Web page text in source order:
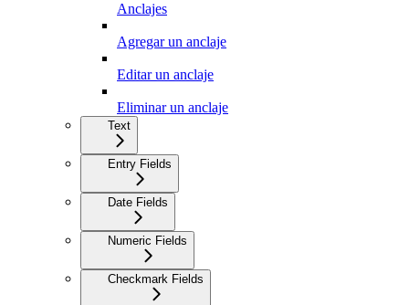
Anclajes
Agregar un anclaje
Editar un anclaje
Eliminar un anclaje
Text
Entry Fields
Date Fields
Numeric Fields
Checkmark Fields